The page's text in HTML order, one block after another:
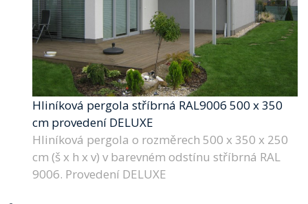
Hliníková pergola stříbrná RAL9006 500 x 350
cm provedení DELUXE
Hliníková pergola o rozměrech 500 x 350 x 250
cm (š x h x v) v barevném odstínu stříbrná RAL
9006. Provedení DELUXE